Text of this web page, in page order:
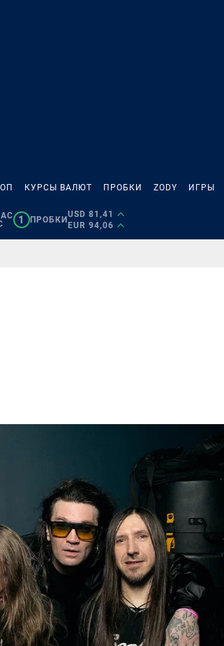
КУРСЫ ВАЛЮТ ПРОБКИ ZODY ИГРЫ
1 ПРОБКИ
USD 81,41
EUR 94,06